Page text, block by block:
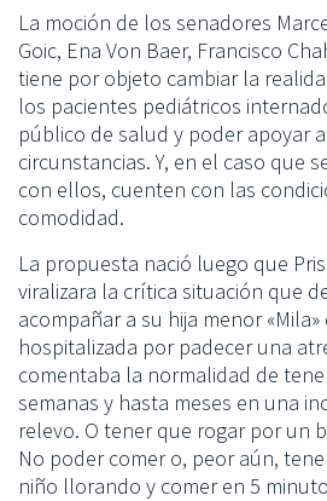
La moción de los senadores
Goic, Ena Von Baer, Francisco
tiene por objeto cambiar la
los pacientes pediátricos
público de salud y poder apoyar
circunstancias. Y, en el caso que
con ellos, cuenten con las
comodidad.
La propuesta nació luego que
viralizara la crítica situación que
acompañar a su hija menor
hospitalizada por padecer una
comentaba la normalidad de
semanas y hasta meses en una
relevo. O tener que rogar por un
No poder comer o, peor aún,
niño llorando y comer en 5